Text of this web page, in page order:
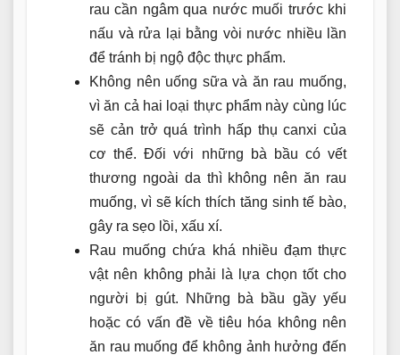
rau cần ngâm qua nước muối trước khi
nấu và rửa lại bằng vòi nước nhiều lần
để tránh bị ngộ độc thực phẩm.
Không nên uống sữa và ăn rau muống,
vì ăn cả hai loại thực phẩm này cùng lúc
sẽ cản trở quá trình hấp thụ canxi của
cơ thể. Đối với những bà bầu có vết
thương ngoài da thì không nên ăn rau
muống, vì sẽ kích thích tăng sinh tế bào,
gây ra sẹo lồi, xấu xí.
Rau muống chứa khá nhiều đạm thực
vật nên không phải là lựa chọn tốt cho
người bị gút. Những bà bầu gầy yếu
hoặc có vấn đề về tiêu hóa không nên
ăn rau muống để không ảnh hưởng đến